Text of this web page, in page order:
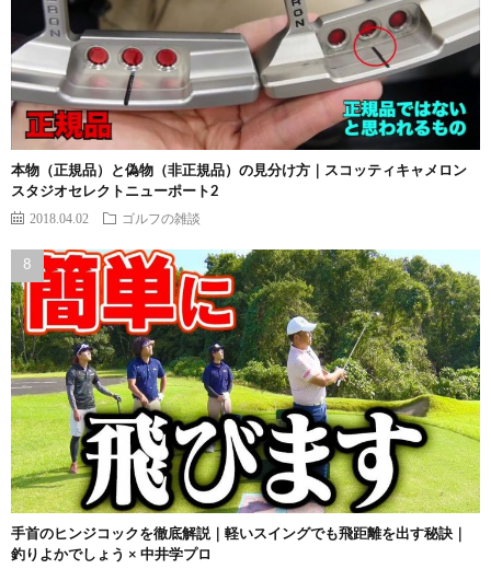
本物（正規品）と偽物（非正規品）の見分け方｜スコッティキャメロン
スタジオセレクトニューポート2
2018.04.02 ゴルフの雑談
手首のヒンジコックを徹底解説｜軽いスイングでも飛距離を出す秘訣｜
釣りよかでしょう × 中井学プロ